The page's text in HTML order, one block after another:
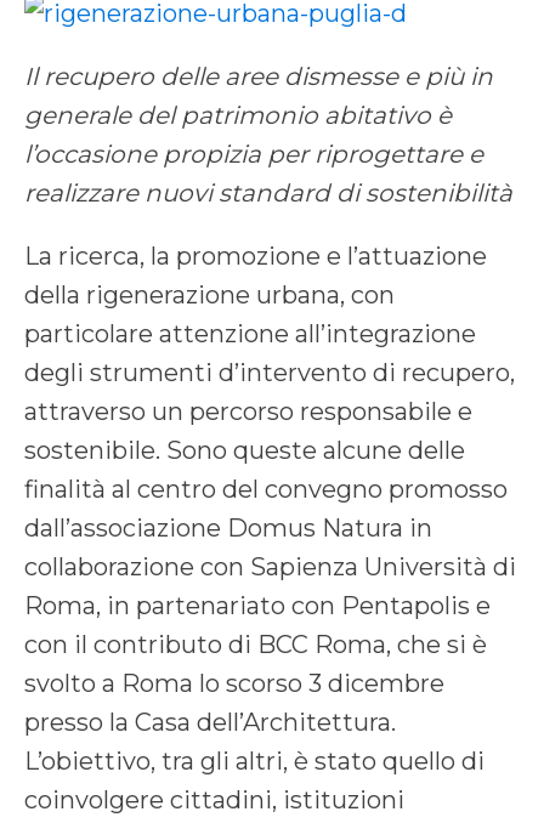
Il recupero delle aree dismesse e più in
generale del patrimonio abitativo è
l’occasione propizia per riprogettare e
realizzare nuovi standard di sostenibilità
La ricerca, la promozione e l’attuazione
della rigenerazione urbana, con
particolare attenzione all’integrazione
degli strumenti d’intervento di recupero,
attraverso un percorso responsabile e
sostenibile. Sono queste alcune delle
finalità al centro del convegno promosso
dall’associazione Domus Natura in
collaborazione con Sapienza Università di
Roma, in partenariato con Pentapolis e
con il contributo di BCC Roma, che si è
svolto a Roma lo scorso 3 dicembre
presso la Casa dell’Architettura.
L’obiettivo, tra gli altri, è stato quello di
coinvolgere cittadini, istituzioni